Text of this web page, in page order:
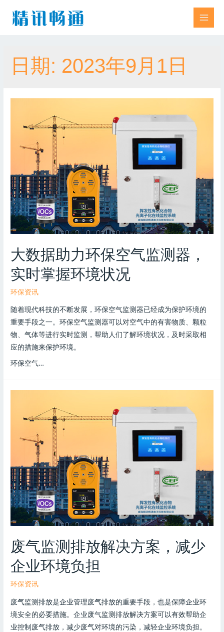
日期: 2023年9月1日
大数据助力环保空气监测器，
实时掌握环境状况
环保资讯
随着现代科技的不断发展，环保空气监测器已经成为保护环境的
重要手段之一。环保空气监测器可以对空气中的有害物质、颗粒
物、气体等进行实时监测，帮助人们了解环境状况，及时采取相
应的措施来保护环境。
环保空气…
废气监测排放解决方案，减少
企业环境负担
环保资讯
废气监测排放是企业管理废气排放的重要手段，也是保障企业环
境安全的必要措施。企业废气监测排放解决方案可以有效帮助企
业控制废气排放，减少废气对环境的污染，减轻企业环境负担。